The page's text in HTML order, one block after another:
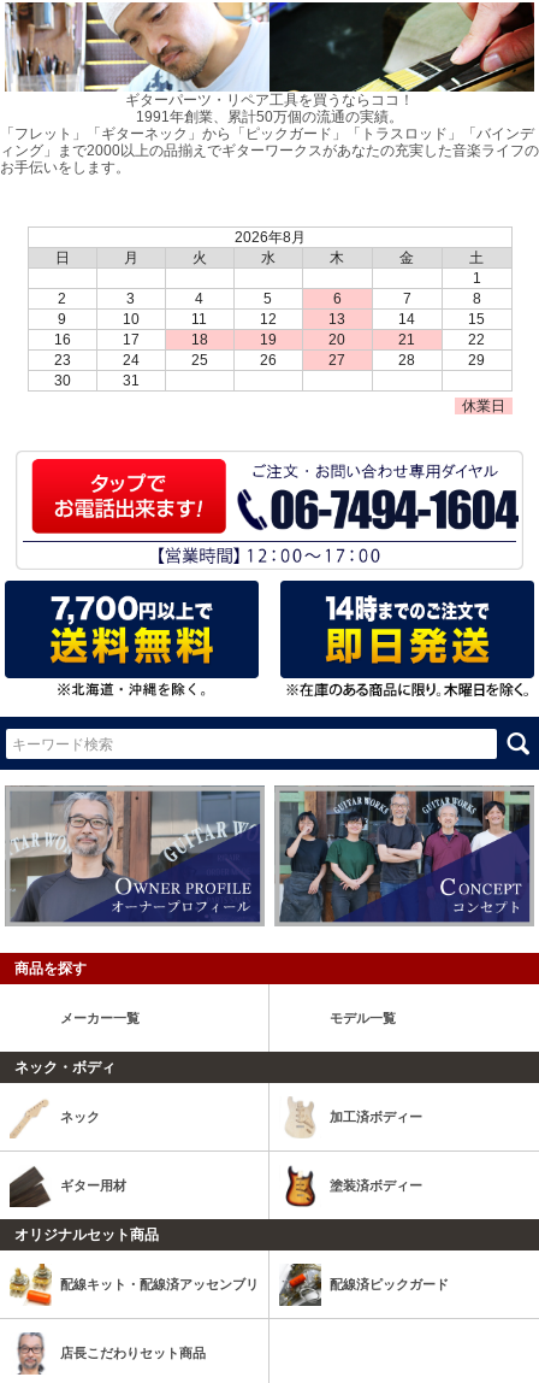
ギターパーツ・リペア工具を買うならココ！
1991年創業、累計50万個の流通の実績。
「フレット」「ギターネック」から「ピックガード」「トラスロッド」「バインデ
ィング」まで2000以上の品揃えでギターワークスがあなたの充実した音楽ライフの
お手伝いをします。
2026年8月
日
月 火 水 木 金
土
1
2
3 4 5 6 7
8
9
10 11 12 13 14
15
16
17 18 19 20 21
22
23
24 25 26 27 28
29
30
31
休業日
商品を探す
メーカー一覧 モデル一覧
ネック・ボディ
ネック 加工済ボディー
ギター用材 塗装済ボディー
オリジナルセット商品
配線キット・配線済アッセンブリ 配線済ピックガード
店長こだわりセット商品